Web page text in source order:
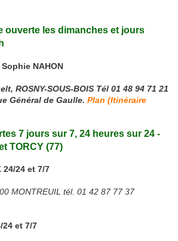
ouverte les dimanches et jours
NAHON
ROSNY-SOUS-BOIS Tél 01 48 94 71 21
Général de Gaulle. Plan (Itinéraire
7 jours sur 7, 24 heures sur 24 -
TORCY (77)
24/24 et 7/7
MONTREUIL tél. 01 42 87 77 37
24 et 7/7